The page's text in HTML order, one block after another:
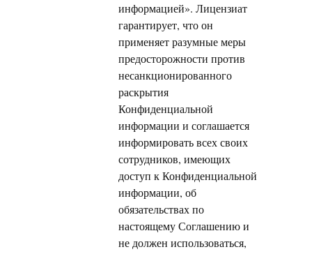
информацией». Лицензиат
гарантирует, что он
применяет разумные меры
предосторожности против
несанкционированного
раскрытия
Конфиденциальной
информации и соглашается
информировать всех своих
сотрудников, имеющих
доступ к Конфиденциальной
информации, об
обязательствах по
настоящему Соглашению и
не должен использоваться,